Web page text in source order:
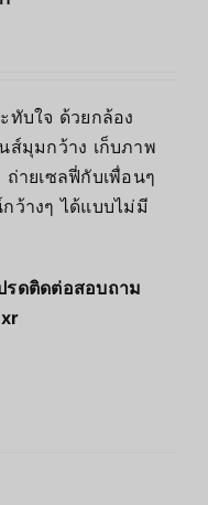
ทับใจ ด้วยกล้อง
ส์มุมกว้าง เก็บภาพ
ายเซลฟี่กับเพื่อนๆ
ว้างๆ ได้แบบไม่มี
รดติดต่อสอบถาม